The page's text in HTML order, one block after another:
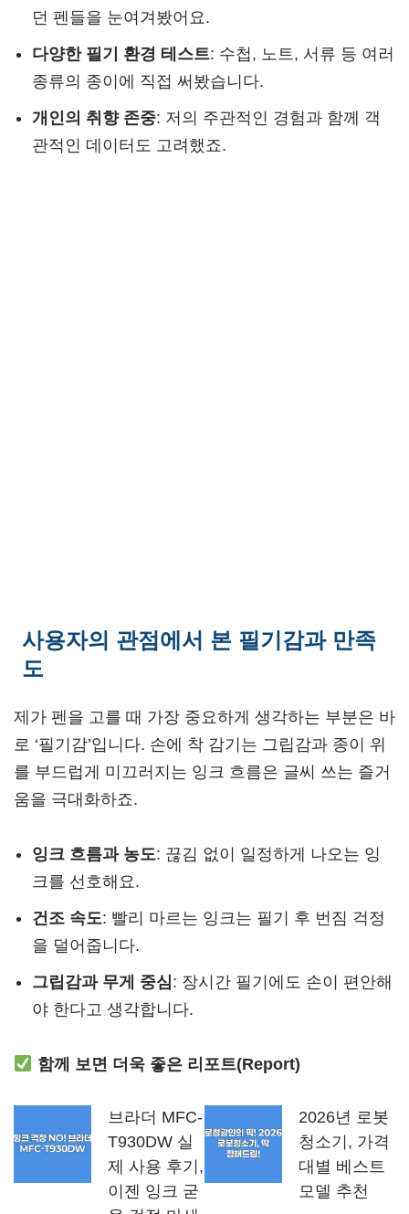
던 펜들을 눈여겨봤어요.
다양한 필기 환경 테스트: 수첩, 노트, 서류 등 여러
종류의 종이에 직접 써봤습니다.
개인의 취향 존중: 저의 주관적인 경험과 함께 객
관적인 데이터도 고려했죠.
사용자의 관점에서 본 필기감과 만족
도
제가 펜을 고를 때 가장 중요하게 생각하는 부분은 바
로 ‘필기감’입니다. 손에 착 감기는 그립감과 종이 위
를 부드럽게 미끄러지는 잉크 흐름은 글씨 쓰는 즐거
움을 극대화하죠.
잉크 흐름과 농도: 끊김 없이 일정하게 나오는 잉
크를 선호해요.
건조 속도: 빨리 마르는 잉크는 필기 후 번짐 걱정
을 덜어줍니다.
그립감과 무게 중심 : 장시간 필기에도 손이 편안해
야 한다고 생각합니다.
함께 보면 더욱 좋은 리포트(Report)
브라더 MFC-
T930DW 실
제 사용 후기,
이젠 잉크 굳
2026년 로봇
청소기, 가격
대별 베스트
모델 추천